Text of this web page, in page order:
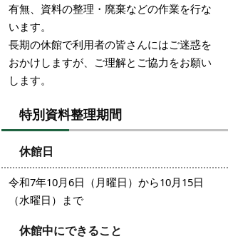
有無、資料の整理・廃棄などの作業を行な
います。
長期の休館で利用者の皆さんにはご迷惑を
おかけしますが、ご理解とご協力をお願い
します。
特別資料整理期間
休館日
令和7年10月6日（月曜日）から10月15日
（水曜日）まで
休館中にできること